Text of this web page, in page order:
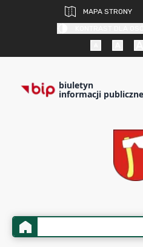
MAPA STRONY
biuletyn
informacji